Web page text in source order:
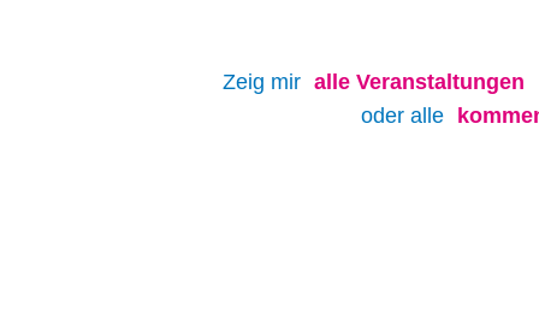
Zeig mir alle Veranstaltungen
oder alle